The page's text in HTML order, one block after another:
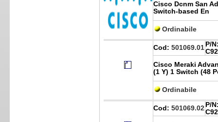
Cisco Dcnm San
Switch-based En
Ordinabile
Cod: 501069.01 P/
Cisco Meraki
(1 Y) 1 Switch (48
Ordinabile
Cod: 501069.02 P/